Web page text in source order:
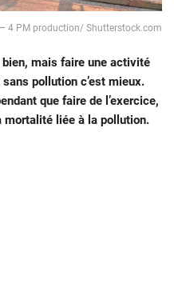
4 PM production/ Shutterstock.com
bien, mais faire une activité
pollution c’est mieux.
que faire de l’exercice,
mortalité liée à la pollution.